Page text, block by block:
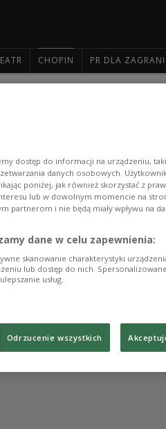
CHOPIN PR DLA
wstydzą. A Ty? -
dyskomfortu i jest
ze świadomością siebie,
bez wstydu - z udziałem
Jamrozek.
społeczeństwo
Joanna Chmura Magdalena
dostęp do informacji na urządzeniu,
danych osobowych.
poniżej, jak również skorzystać z
lub w dowolnym momencie na
partnerom i nie będą miały wpływu na
dane w celu zapewnienia:
skanowanie charakterystyki
lub dostęp do nich.
usług.
Odrzucenie wszystkich